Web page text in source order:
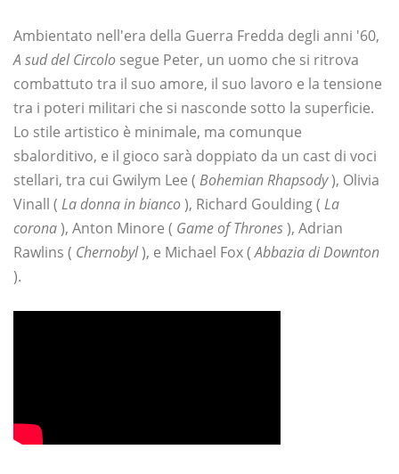
Ambientato nell'era della Guerra Fredda degli anni '60,
A sud del Circolo segue Peter, un uomo che si ritrova
combattuto tra il suo amore, il suo lavoro e la tensione
tra i poteri militari che si nasconde sotto la superficie.
Lo stile artistico è minimale, ma comunque
sbalorditivo, e il gioco sarà doppiato da un cast di voci
stellari, tra cui Gwilym Lee ( Bohemian Rhapsody), Olivia
Vinall ( La donna in bianco), Richard Goulding ( La
corona), Anton Minore ( Game of Thrones), Adrian
Rawlins ( Chernobyl), e Michael Fox (Abbazia di Downton
).